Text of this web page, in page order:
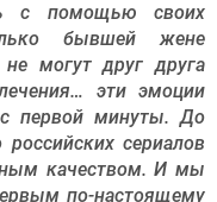
с помощью своих
бывшей жене
могут друг друга
эти эмоции
первой минуты. До
сериалов
качеством. И мы
по-настоящему